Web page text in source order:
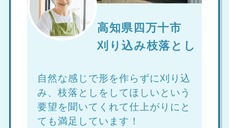
高知県四万十市
刈り込み枝落とし
自然な感じで形を作らずに刈り込
み、枝落としをしてほしいという
要望を聞いてくれて仕上がりにと
ても満足しています！